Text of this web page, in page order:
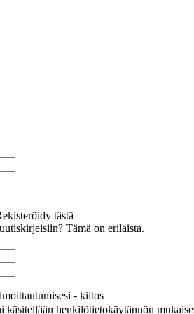
tästä
Tämä on erilaista.
- kiitos
käsitellään henkilötietokäytännön